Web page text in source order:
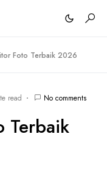
Foto Terbaik 2026
read No comments
Terbaik